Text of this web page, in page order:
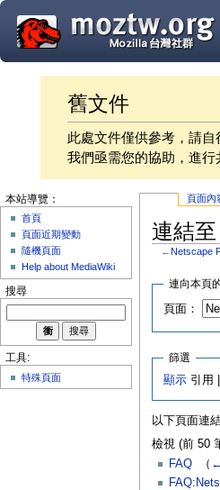
舊文件
此處文件僅供參考，請
我們亟需您的協助，進
頁面內
連結
← Netscape
連向本頁
頁面：
篩選
顯示 引用 |
以下頁面連
檢視 (前 50
FAQ‎ （
本站導覽：
首頁
頁面近期變動
隨機頁面
Help about MediaWiki
搜尋
工具:
特殊頁面